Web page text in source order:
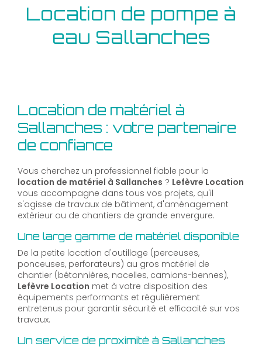
Location de pompe à
eau Sallanches
Location de matériel à
Sallanches : votre partenaire
de confiance
Vous cherchez un professionnel fiable pour la
location de matériel à Sallanches ? Lefèvre Location
vous accompagne dans tous vos projets, qu'il
s'agisse de travaux de bâtiment, d'aménagement
extérieur ou de chantiers de grande envergure.
Une large gamme de matériel disponible
De la petite location d'outillage (perceuses,
ponceuses, perforateurs) au gros matériel de
chantier (bétonnières, nacelles, camions-bennes),
Lefèvre Location met à votre disposition des
équipements performants et régulièrement
entretenus pour garantir sécurité et efficacité sur vos
travaux.
Un service de proximité à Sallanches